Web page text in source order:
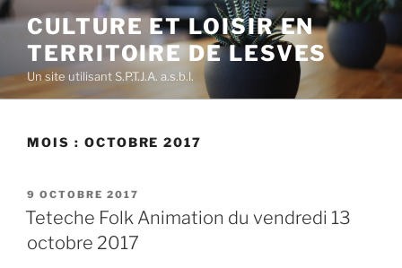
Aller
contenu
principal
CULTURE ET LOISIR EN
TERRITOIRE DE LESVES
Un site utilisant S.P.T.J.A. a.s.b.l.
MOIS : OCTOBRE 2017
PUBLIÉ
LE
9 OCTOBRE 2017
Teteche Folk Animation du vendredi 13
octobre 2017